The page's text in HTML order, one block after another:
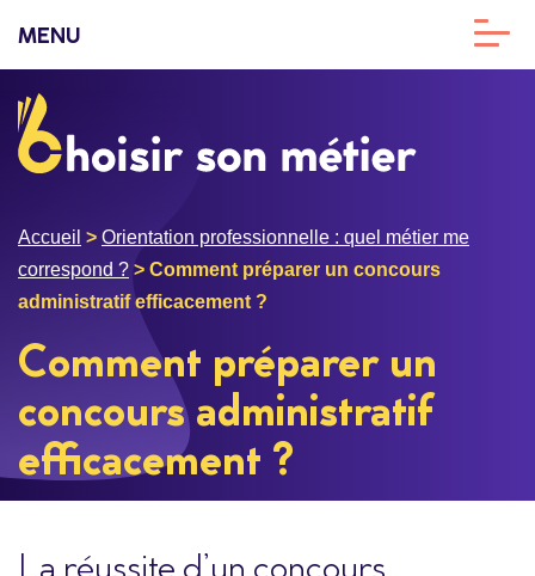
MENU
Accueil > Orientation professionnelle : quel métier me
correspond ? > Comment préparer un concours
administratif efficacement ?
Comment préparer un
concours administratif
efficacement ?